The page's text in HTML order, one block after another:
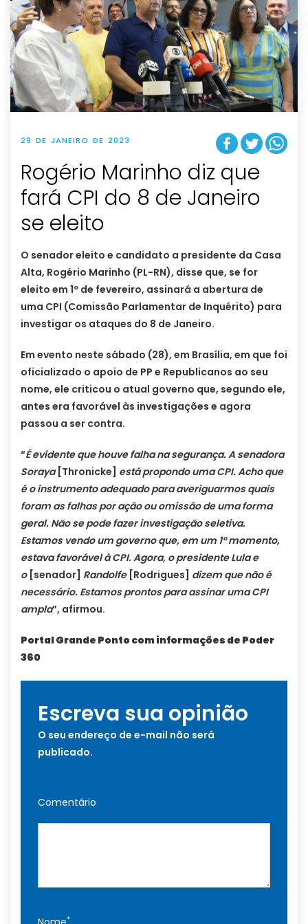
29 DE JANEIRO DE 2023
Rogério Marinho diz que
fará CPI do 8 de Janeiro
se eleito
O senador eleito e candidato a presidente da Casa
Alta, Rogério Marinho (PL-RN), disse que, se for
eleito em 1º de fevereiro, assinará a abertura de
uma CPI (Comissão Parlamentar de Inquérito) para
investigar os ataques do 8 de Janeiro.
Em evento neste sábado (28), em Brasília, em que foi
oficializado o apoio de PP e Republicanos ao seu
nome, ele criticou o atual governo que, segundo ele,
antes era favorável às investigações e agora
passou a ser contra.
“É evidente que houve falha na segurança. A senadora
Soraya [Thronicke] está propondo uma CPI. Acho que
é o instrumento adequado para averiguarmos quais
foram as falhas por ação ou omissão de uma forma
geral. Não se pode fazer investigação seletiva.
Estamos vendo um governo que, em um 1º momento,
estava favorável à CPI. Agora, o presidente Lula e
o[senador] Randolfe [Rodrigues] dizem que não é
necessário. Estamos prontos para assinar uma CPI
ampla”, afirmou.
Portal Grande Ponto com informações de Poder
360
Escreva sua opinião
O seu endereço de e-mail não será
publicado.
Comentário
*